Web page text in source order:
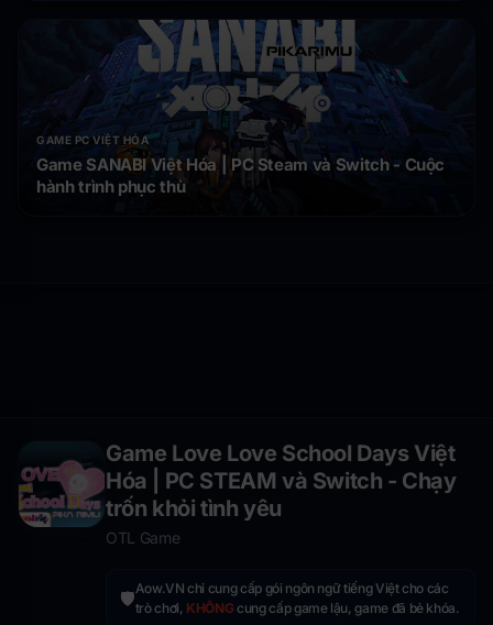
GAME PC VIỆT HÓA
Game SANABI Việt Hóa | PC Steam và Switch - Cuộc
hành trình phục thù
Game Love Love School Days Việt
Hóa | PC STEAM và Switch - Chạy
trốn khỏi tình yêu
OTL Game
🛡️Aow.VN chỉ cung cấp gói ngôn ngữ tiếng Việt cho các
trò chơi, KHÔNGcung cấp game lậu, game đã bẻ khóa.